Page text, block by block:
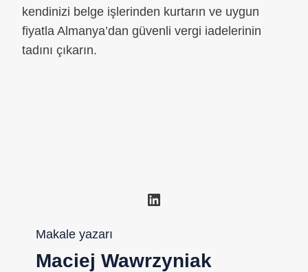
kendinizi belge işlerinden kurtarın ve uygun
fiyatla Almanya’dan güvenli vergi iadelerinin
tadını çıkarın.
LinkedIn
Makale yazarı
Maciej Wawrzyniak